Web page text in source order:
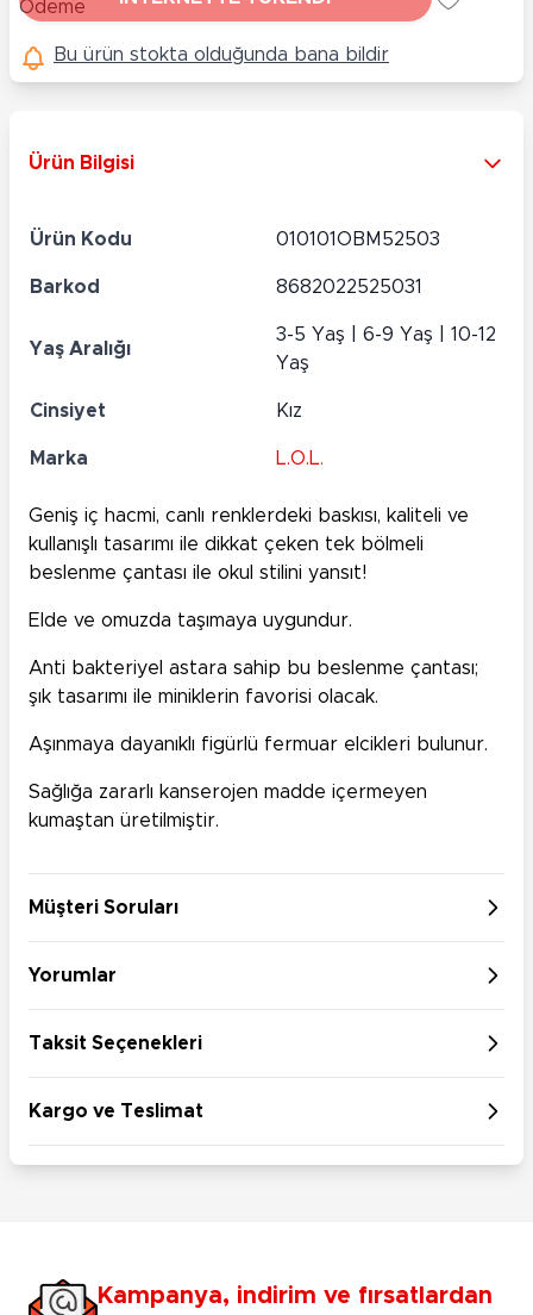
Bu ürün stokta olduğunda bana bildir
Ürün Bilgisi
Ürün Kodu 010101OBM52503
Barkod 8682022525031
Yaş Aralığı
3-5 Yaş | 6-9 Yaş | 10-12
Yaş
Cinsiyet Kız
Marka L.O.L.
Geniş iç hacmi, canlı renklerdeki baskısı, kaliteli ve
kullanışlı tasarımı ile dikkat çeken tek bölmeli
beslenme çantası ile okul stilini yansıt!
Elde ve omuzda taşımaya uygundur.
Anti bakteriyel astara sahip bu beslenme çantası;
şık tasarımı ile miniklerin favorisi olacak.
Aşınmaya dayanıklı figürlü fermuar elcikleri bulunur.
Sağlığa zararlı kanserojen madde içermeyen
kumaştan üretilmiştir.
Müşteri Soruları
Yorumlar
Taksit Seçenekleri
Kargo ve Teslimat
Kampanya, indirim ve fırsatlardan